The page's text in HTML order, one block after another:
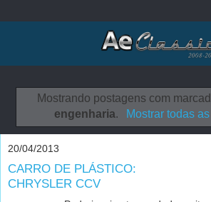
Mostrando postagens com
engenharia. Mostrar todas
20/04/2013
CARRO DE PLÁSTICO:
CHRYSLER CCV